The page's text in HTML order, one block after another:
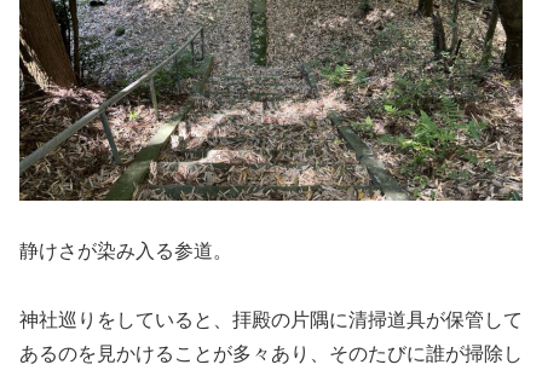
静けさが染み入る参道。
神社巡りをしていると、拝殿の片隅に清掃道具が保管して
あるのを見かけることが多々あり、そのたびに誰が掃除し